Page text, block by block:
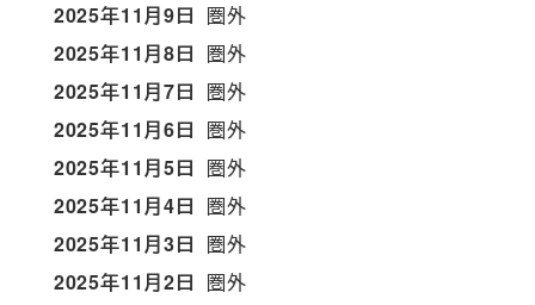
2025年11月9日 圏外
2025年11月8日 圏外
2025年11月7日 圏外
2025年11月6日 圏外
2025年11月5日 圏外
2025年11月4日 圏外
2025年11月3日 圏外
2025年11月2日 圏外